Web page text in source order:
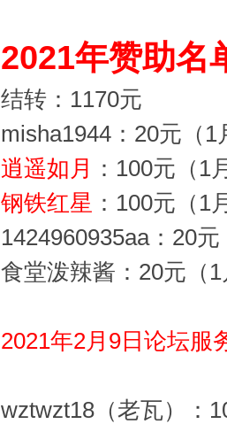
2021年赞助名
结转：1170元
misha1944：20元（1
逍遥如月 ：100元（1
钢铁红星 ：100元（1
1424960935aa：20
食堂泼辣酱：20元（
2021年2月9日论坛服
wztwzt18（老瓦）：